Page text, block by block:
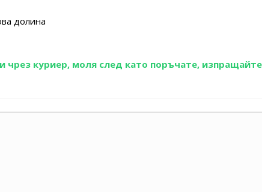
чрез куриер, моля след като поръчате,